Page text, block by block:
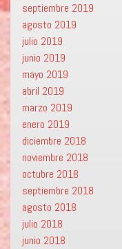
septiembre 2019
agosto 2019
julio 2019
junio 2019
mayo 2019
abril 2019
marzo 2019
enero 2019
diciembre 2018
noviembre 2018
octubre 2018
septiembre 2018
agosto 2018
julio 2018
junio 2018